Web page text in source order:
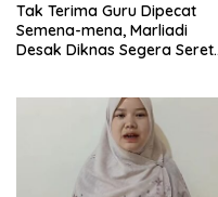
Tak Terima Guru Dipecat
Semena-mena, Marliadi
Desak Diknas Segera Seret